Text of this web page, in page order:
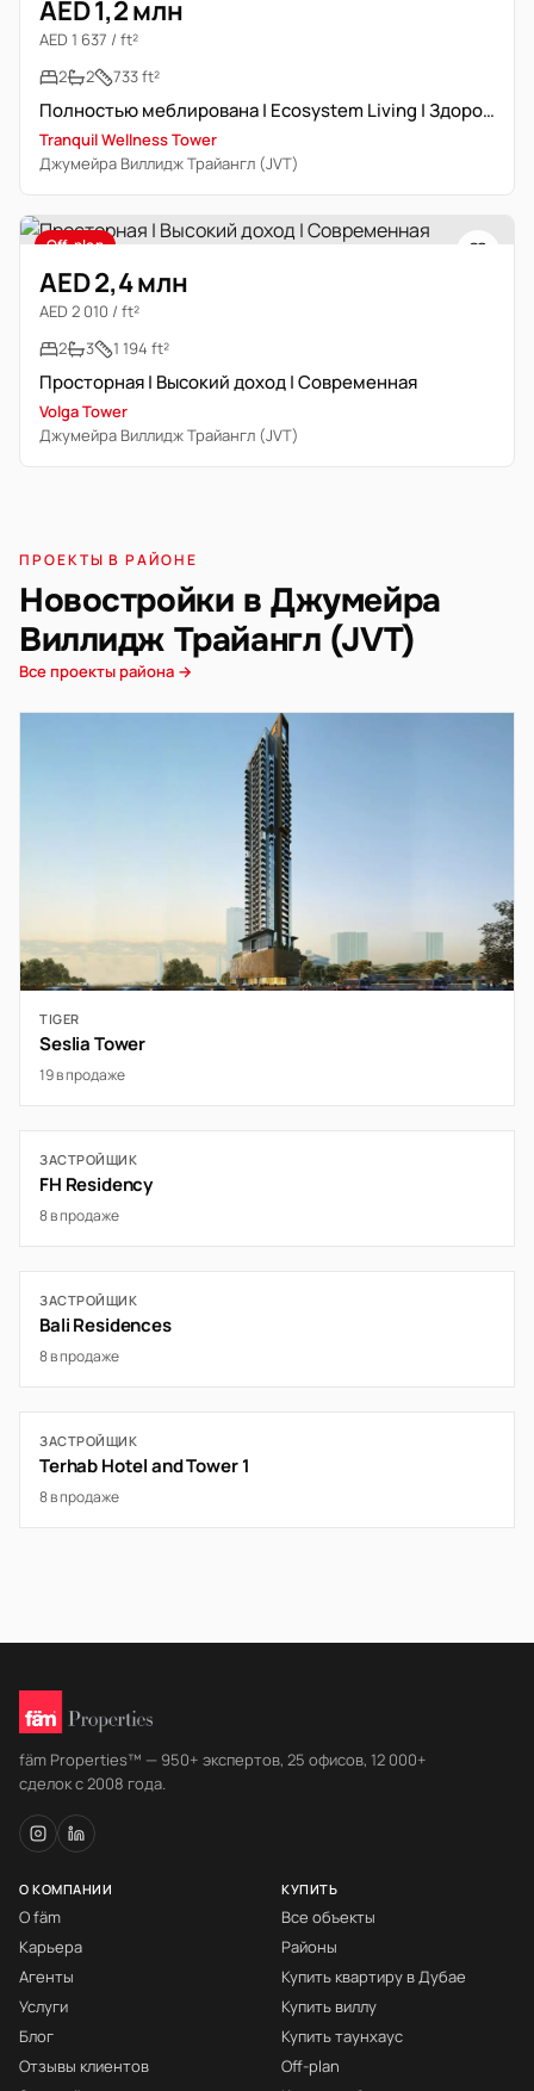
AED 1,2 млн
AED 1 637 / ft²
2
2 733 ft²
Полностью меблирована | Ecosystem Living | Здоровый образ жизни
Tranquil Wellness Tower
Джумейра Виллидж Трайангл (JVT)
Off-plan
AED 2,4 млн
AED 2 010 / ft²
2
3 1 194 ft²
Просторная | Высокий доход | Современная
Volga Tower
Джумейра Виллидж Трайангл (JVT)
ПРОЕКТЫ В РАЙОНЕ
Новостройки в Джумейра
Виллидж Трайангл (JVT)
Все проекты района →
TIGER
Seslia Tower
19 в продаже
ЗАСТРОЙЩИК
FH Residency
8 в продаже
ЗАСТРОЙЩИК
Bali Residences
8 в продаже
ЗАСТРОЙЩИК
Terhab Hotel and Tower 1
8 в продаже
fäm Properties™ — 950+ экспертов, 25 офисов, 12 000+
сделок с 2008 года.
О КОМПАНИИ
О fäm
Карьера
Агенты
Услуги
Блог
Отзывы клиентов
КУПИТЬ
Все объекты
Районы
Купить квартиру в Дубае
Купить виллу
Купить таунхаус
Off-plan